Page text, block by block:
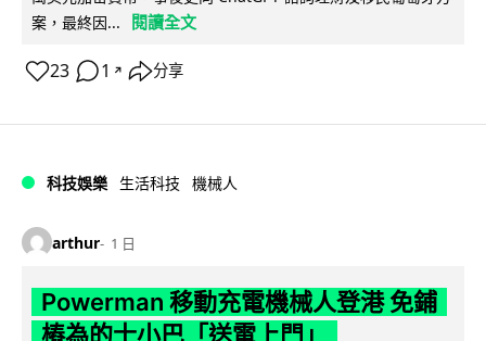
案，最終因...
閱讀全文
23 1 ↗ 分享
科技娛樂 生活科技 機械人
arthur 1 日
Powerman 移動充電機械人登港 免鋪
樁為的士小巴「送電上門」